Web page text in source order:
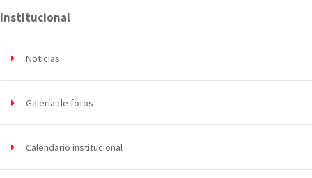
Institucional
Noticias
Galería de fotos
Calendario institucional